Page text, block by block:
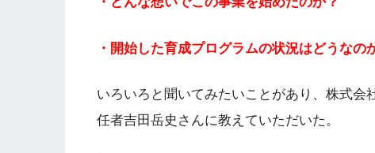
・開始した育成プログラムの状況はどうなの
いろいろと聞いてみたいことがあり、株式
任者吉田岳史さんに教えていただいた。